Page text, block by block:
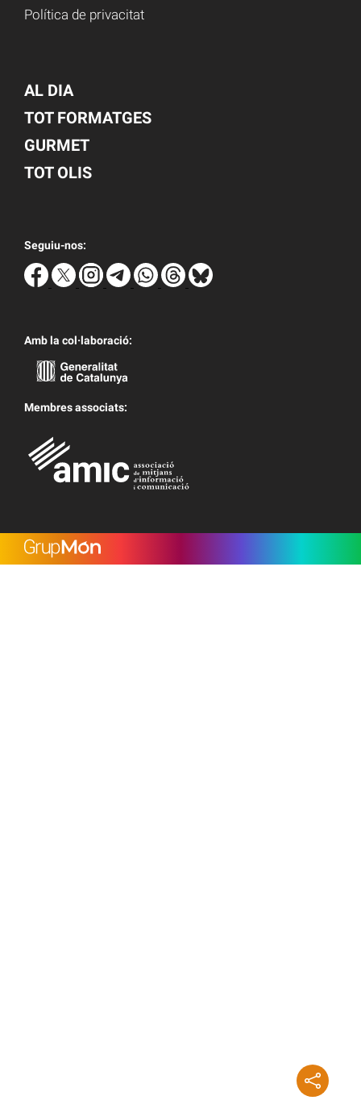
Política de privacitat
AL DIA
TOT FORMATGES
GURMET
TOT OLIS
Seguiu-nos:
Amb la col·laboració:
Membres associats: